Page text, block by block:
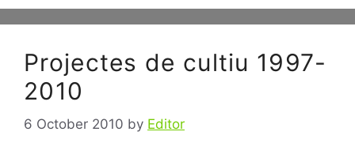
Projectes de cultiu 1997-
2010
6 October 2010 by Editor